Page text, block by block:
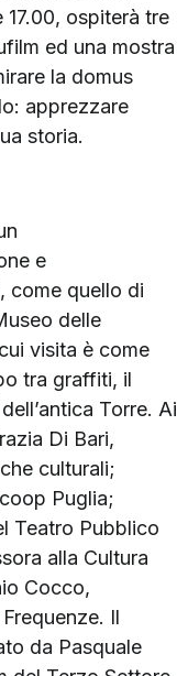
ospiterà tre
ed una mostra
la domus
apprezzare
storia.
e
come quello di
delle
visita è come
tra graffiti, il
Torre. Ai
Di Bari,
culturali;
Puglia;
Teatro Pubblico
alla Cultura
Cocco,
Il
da Pasquale